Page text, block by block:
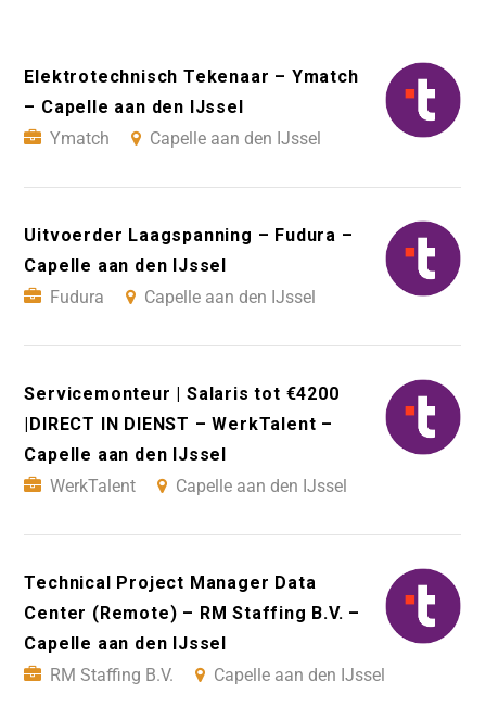
Elektrotechnisch Tekenaar – Ymatch
– Capelle aan den IJssel
Ymatch
Capelle aan den IJssel
Uitvoerder Laagspanning – Fudura –
Capelle aan den IJssel
Fudura
Capelle aan den IJssel
Servicemonteur | Salaris tot €4200
|DIRECT IN DIENST – WerkTalent –
Capelle aan den IJssel
WerkTalent
Capelle aan den IJssel
Technical Project Manager Data
Center (Remote) – RM Staffing B.V. –
Capelle aan den IJssel
RM Staffing B.V.
Capelle aan den IJssel